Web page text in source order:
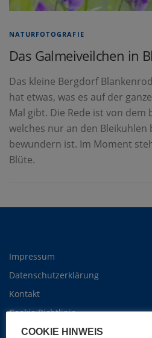
NATURFOTOGRAFIE
Das Galmeiveilchen in
Das kleine Bergdorf
hat etwas, was es auf der
Mal gibt. Die Rede ist von dem
welches nur an den Bleikuhlen
bewundern ist. Im Moment
Blüte.
Impressum
Datenschutzerklärung
Kontakt
Cookie Richtlinie
COOKIE HINWEIS